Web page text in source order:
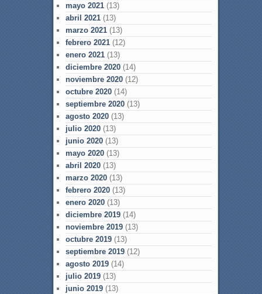
mayo 2021(13)
abril 2021(13)
marzo 2021(13)
febrero 2021(12)
enero 2021(13)
diciembre 2020(14)
noviembre 2020(12)
octubre 2020(14)
septiembre 2020(13)
agosto 2020(13)
julio 2020(13)
junio 2020(13)
mayo 2020(13)
abril 2020(13)
marzo 2020(13)
febrero 2020(13)
enero 2020(13)
diciembre 2019(14)
noviembre 2019(13)
octubre 2019(13)
septiembre 2019(12)
agosto 2019(14)
julio 2019(13)
junio 2019(13)